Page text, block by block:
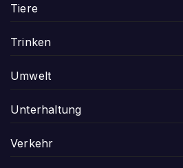
Tiere
Trinken
Umwelt
Unterhaltung
Verkehr